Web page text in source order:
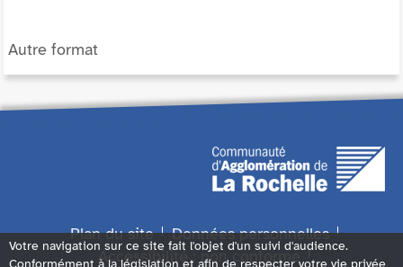
Autre format
Plan du site
Données personnelles
Accessibilité : non conforme
Votre navigation sur ce site fait l'objet d'un suivi d'audience.
Conformément à la législation et afin de respecter votre vie privée,